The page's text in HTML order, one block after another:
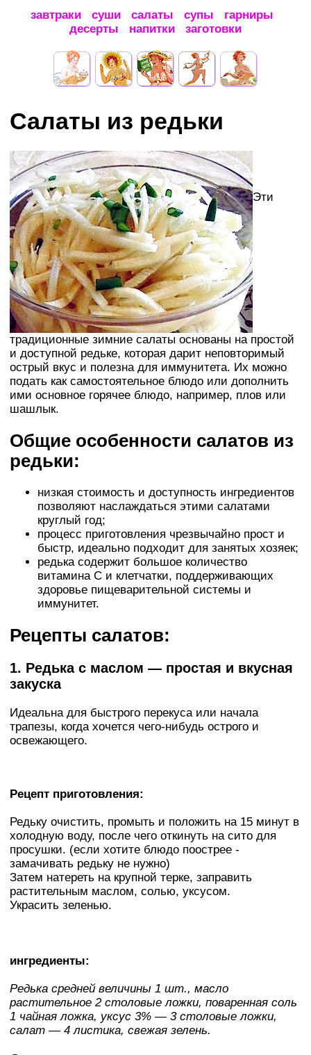
завтраки суши салаты супы
гарниры
десерты
напитки заготовки
Салаты из редьки
Эти
традиционные зимние салаты основаны на простой
и доступной редьке, которая дарит неповторимый
острый вкус и полезна для иммунитета. Их можно
подать как самостоятельное блюдо или дополнить
ими основное горячее блюдо, например, плов или
шашлык.
Общие особенности салатов из
редьки:
низкая стоимость и доступность ингредиентов
позволяют наслаждаться этими салатами
круглый год;
процесс приготовления чрезвычайно прост и
быстр, идеально подходит для занятых хозяек;
редька содержит большое количество
витамина C и клетчатки, поддерживающих
здоровье пищеварительной системы и
иммунитет.
Рецепты салатов:
1. Редька с маслом — простая и вкусная
закуска
Идеальна для быстрого перекуса или начала
трапезы, когда хочется чего-нибудь острого и
освежающего.
Рецепт приготовления:
Редьку очистить, промыть и положить на 15 минут в
холодную воду, после чего откинуть на сито для
просушки. (если хотите блюдо поострее -
замачивать редьку не нужно)
Затем натереть на крупной терке, заправить
растительным маслом, солью, уксусом.
Украсить зеленью.
ингредиенты:
Редька средней величины 1 шт., масло
растительное 2 столовые ложки, поваренная соль
1 чайная ложка, уксус 3% — 3 столовые ложки,
салат — 4 листика, свежая зелень.